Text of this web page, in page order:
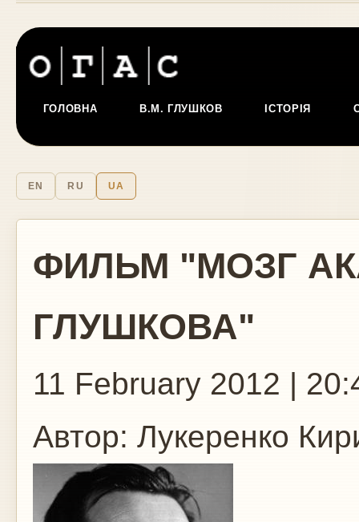
ГОЛОВНА В.М. ГЛУШКОВ ІСТОРІЯ
EN RU UA
ФИЛЬМ "МОЗГ
ГЛУШКОВА"
11 February 2012 |
Автор: Лукеренко